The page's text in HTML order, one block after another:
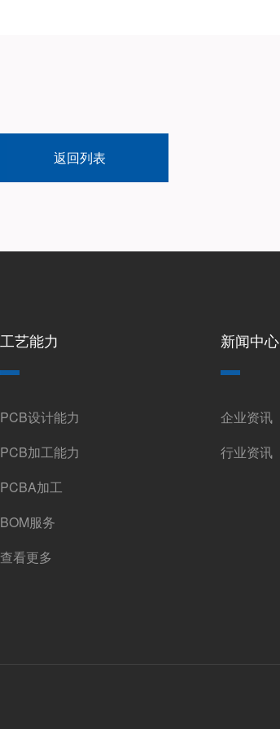
返回列表
工艺能力
PCB设计能力
PCB加工能力
PCBA加工
BOM服务
查看更多
新闻中心
企业资讯
行业资讯